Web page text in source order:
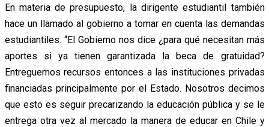
En materia de presupuesto, la dirigente estudiantil también
hace un llamado al gobierno a tomar en cuenta las demandas
estudiantiles. “El Gobierno nos dice ¿para qué necesitan más
aportes si ya tienen garantizada la beca de gratuidad?
Entreguemos recursos entonces a las instituciones privadas
financiadas principalmente por el Estado. Nosotros decimos
que esto es seguir precarizando la educación pública y se le
entrega otra vez al mercado la manera de educar en Chile y